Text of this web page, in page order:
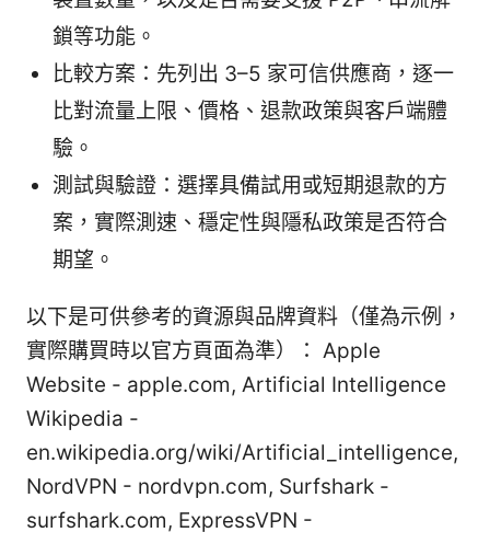
鎖等功能。
比較方案：先列出 3–5 家可信供應商，逐一
比對流量上限、價格、退款政策與客戶端體
驗。
測試與驗證：選擇具備試用或短期退款的方
案，實際測速、穩定性與隱私政策是否符合
期望。
以下是可供參考的資源與品牌資料（僅為示例，
實際購買時以官方頁面為準）： Apple
Website - apple.com, Artificial Intelligence
Wikipedia -
en.wikipedia.org/wiki/Artificial_intelligence,
NordVPN - nordvpn.com, Surfshark -
surfshark.com, ExpressVPN -